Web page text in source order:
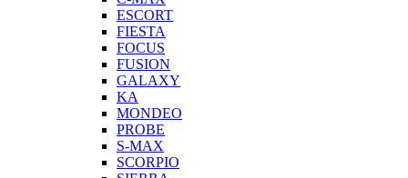
ESCORT
FIESTA
FOCUS
FUSION
GALAXY
KA
MONDEO
PROBE
S-MAX
SCORPIO